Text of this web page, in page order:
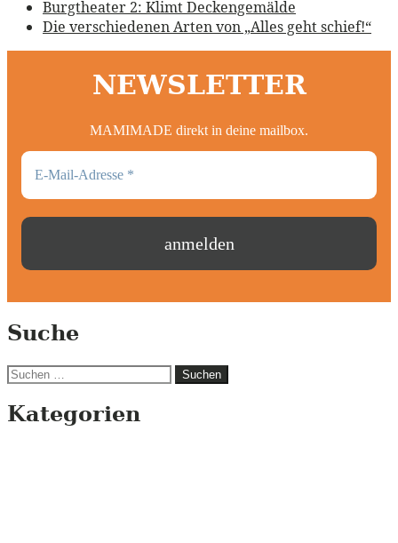
Burgtheater 2: Klimt Deckengemälde
Die verschiedenen Arten von „Alles geht schief!“
NEWSLETTER
MAMIMADE direkt in deine mailbox.
Suche
Suchen
Kategorien